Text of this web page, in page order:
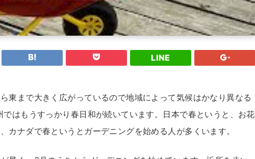
LINE
東まで大きく広がっているので地域によって気候はかなり異なる
はもうすっかり春日和が続いています。日本で春というと、お花
カナダで春というとガーデニングを始める人が多くいます。